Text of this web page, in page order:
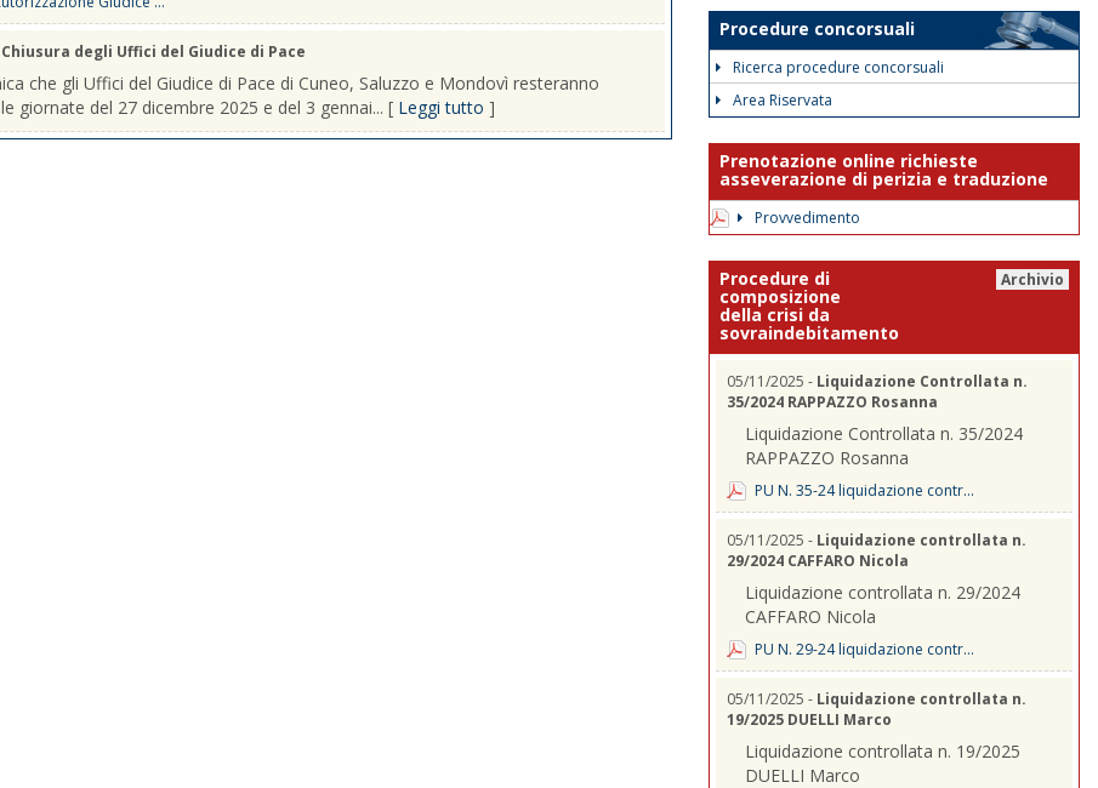
Chiusura degli Uffici del Giudice di Pace
che gli Uffici del Giudice di Pace di Cuneo, Saluzzo e Mondovì resteranno
giornate del 27 dicembre 2025 e del 3 gennai... [ Leggi tutto ]
Procedure concorsuali
Ricerca procedure concorsuali
Area Riservata
Prenotazione online richieste
asseverazione di perizia e traduzione
Provvedimento
Procedure di
composizione
della crisi da
sovraindebitamento
Archivio
05/11/2025 - Liquidazione Controllata n.
35/2024 RAPPAZZO Rosanna
Liquidazione Controllata n. 35/2024
RAPPAZZO Rosanna
PU N. 35-24 liquidazione contr...
05/11/2025 - Liquidazione controllata n.
29/2024 CAFFARO Nicola
Liquidazione controllata n. 29/2024
CAFFARO Nicola
PU N. 29-24 liquidazione contr...
05/11/2025 - Liquidazione controllata n.
19/2025 DUELLI Marco
Liquidazione controllata n. 19/2025
DUELLI Marco